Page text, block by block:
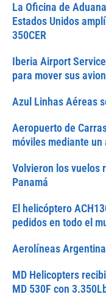
La Oficina de
Estados Unidos
350CER
Iberia Airport
para mover sus
Azul Linhas Aéreas
Aeropuerto de
móviles mediante
Volvieron los vuelos
Panamá
El helicóptero
pedidos en todo el
Aerolíneas
MD Helicopters
MD 530F con